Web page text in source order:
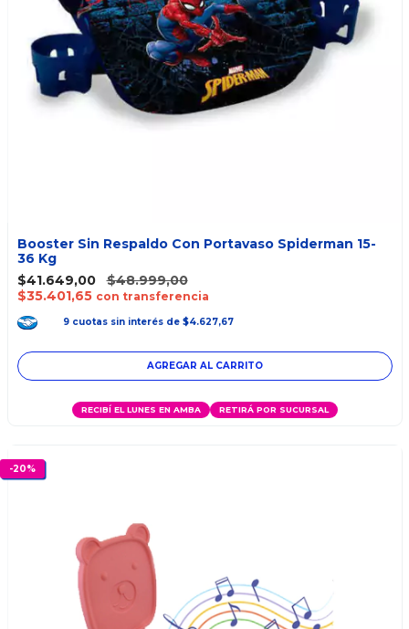
Booster Sin Respaldo Con Portavaso Spiderman 15-
36 Kg
$41.649,00
$48.999,00
$35.401,65 con transferencia
9 cuotas sin interés de $4.627,67
RECIBÍ EL LUNES EN AMBA RETIRÁ POR SUCURSAL
-20%